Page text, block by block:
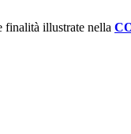
finalità illustrate nella